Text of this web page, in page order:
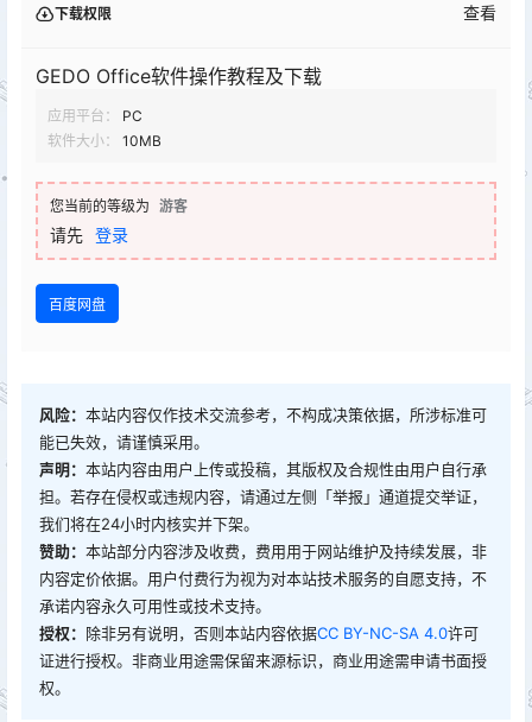
下载权限 查看
GEDO Office软件操作教程及下载
应用平台：
PC
软件大小：
10MB
您当前的等级为 游客
请先 登录
百度网盘
风险： 本站内容仅作技术交流参考，不构成决策依据，所涉标准可
能已失效，请谨慎采用。
声明： 本站内容由用户上传或投稿，其版权及合规性由用户自行承
担。若存在侵权或违规内容，请通过左侧「举报」通道提交举证，
我们将在24小时内核实并下架。
赞助： 本站部分内容涉及收费，费用用于网站维护及持续发展，非
内容定价依据。用户付费行为视为对本站技术服务的自愿支持，不
承诺内容永久可用性或技术支持。
授权： 除非另有说明，否则本站内容依据CC BY-NC-SA 4.0许可
证进行授权。非商业用途需保留来源标识，商业用途需申请书面授
权。